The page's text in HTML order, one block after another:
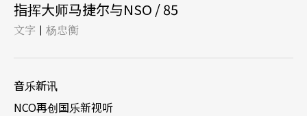
指挥大师马捷尔与NSO / 85
文字 | 杨忠衡
音乐新讯
NCO再创国乐新视听